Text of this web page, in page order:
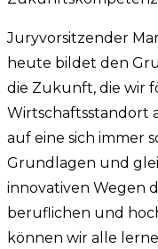
Juryvorsitzender
heute bildet den
die Zukunft, die wir
Wirtschaftsstandort
auf eine sich immer
Grundlagen und
innovativen Wegen
beruflichen und
können wir alle